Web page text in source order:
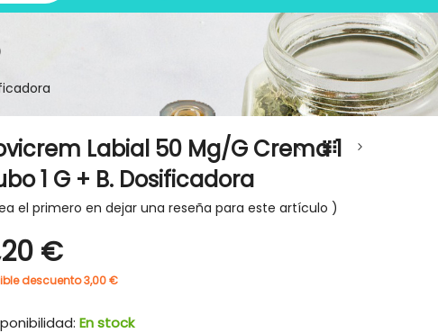
Labial 50 Mg/g Crema 1
1 G + B. Dosificadora
el primero en dejar una reseña para este artículo
€
descuento 3,00 €
En stock